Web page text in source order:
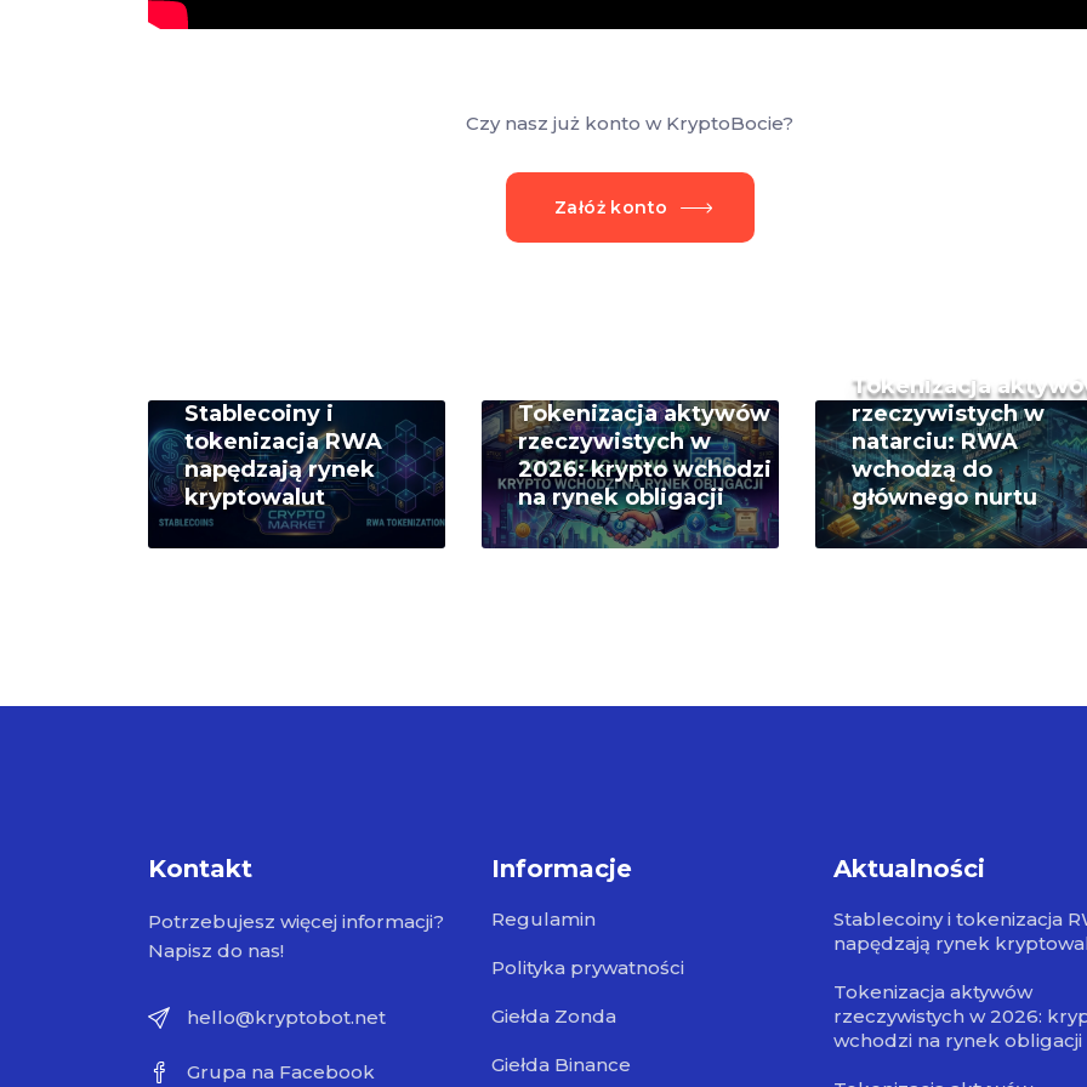
Czy nasz już konto w KryptoBocie?
Załóż konto
Stablecoiny i
tokenizacja RWA
napędzają rynek
kryptowalut
Tokenizacja aktywów
rzeczywistych w
2026: krypto wchodzi
na rynek obligacji
Tokenizacja
rzeczywistych w
natarciu: RWA
wchodzą do
głównego nurtu
Kontakt
Potrzebujesz więcej informacji?
Napisz do nas!
hello@kryptobot.net
Grupa na Facebook
Informacje
Regulamin
Polityka prywatności
Giełda Zonda
Giełda Binance
Aktualności
Stablecoiny i tokenizacja
napędzają rynek
Tokenizacja aktywów
rzeczywistych w 2026:
wchodzi na rynek obligacji